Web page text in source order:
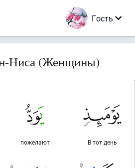
Гость
Ниса (Женщины)
В тот день
пожелают